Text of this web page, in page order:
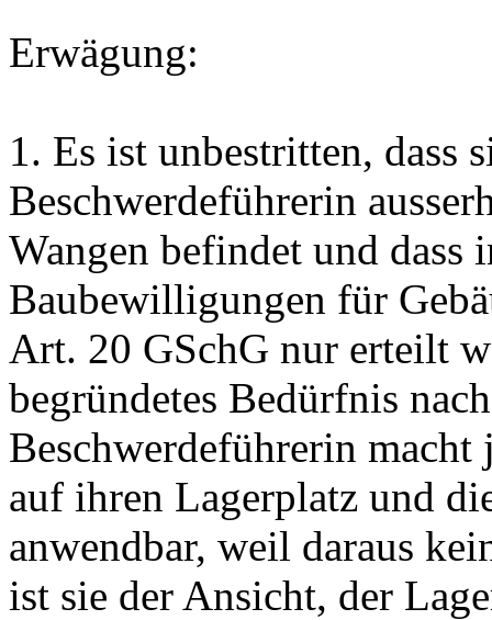
Erwägung:
1. Es ist unbestritten, dass
Beschwerdeführerin
Wangen befindet und dass
Baubewilligungen für
Art. 20 GSchG nur erteilt
begründetes Bedürfnis
Beschwerdeführerin macht
auf ihren Lagerplatz und
anwendbar, weil daraus
ist sie der Ansicht, der